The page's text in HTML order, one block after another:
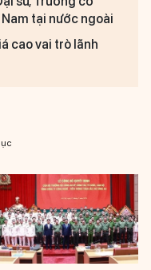
tại nước ngoài
cao vai trò lãnh